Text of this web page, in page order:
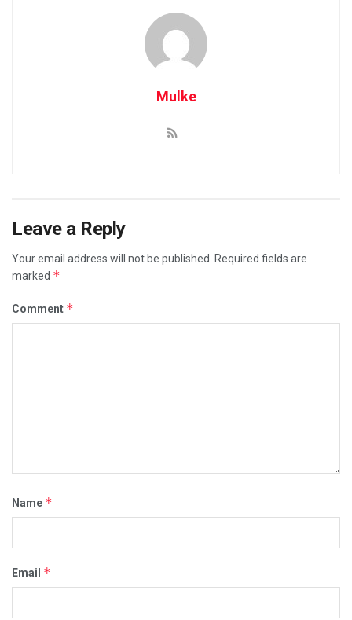
Mulke
Leave a Reply
Your email address will not be published.
Required fields are
marked *
Comment *
Name *
Email *